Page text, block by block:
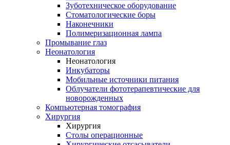
Зуботехническое оборудование
Стоматологические боры
Наконечники
Полимеризационная лампа
Промывание глаз
Неонатология
Неонатология
Инкубаторы
Мобильные источники питания
Облучатели фототерапевтические для
новорожденных
Компьютерная томография
Хирургия
Хирургия
Столы операционные